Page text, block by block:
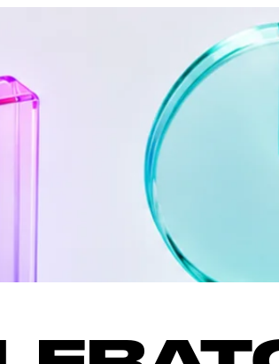
20